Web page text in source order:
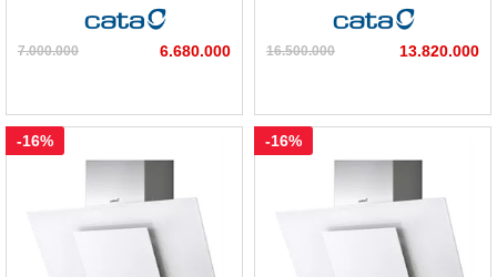
7.000.000 6.680.000 16.500.000 13.820.000
-16% -16%